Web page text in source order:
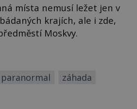
místa nemusí ležet jen v
krajích, ale i zde,
Moskvy.
paranormal záhada